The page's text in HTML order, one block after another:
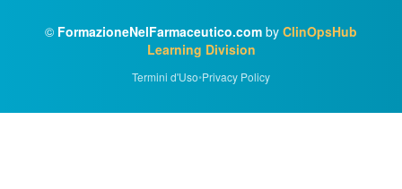
© FormazioneNelFarmaceutico.com by ClinOpsHub
Learning Division
Termini d'Uso•Privacy Policy